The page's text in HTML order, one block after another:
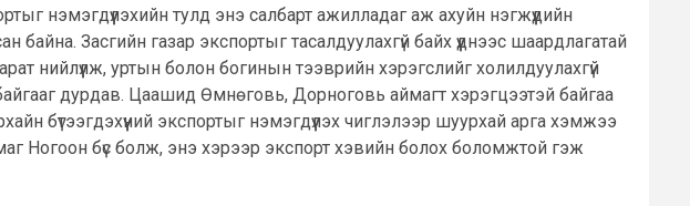
нэмэгдүүлэхийн тулд энэ салбарт ажилладаг аж ахуйн нэгжүүдийн
Засгийн газар экспортыг тасалдуулахгүй байх үүднээс шаардлагатай
нийлүүлж, уртын болон богинын тээврийн хэрэгслийг холилдуулахгүй
дурдав. Цаашид Өмнөговь, Дорноговь аймагт хэрэгцээтэй байгаа
бүтээгдэхүүний экспортыг нэмэгдүүлэх чиглэлээр шуурхай арга хэмжээ
Ногоон бүс болж, энэ хэрээр экспорт хэвийн болох боломжтой гэж